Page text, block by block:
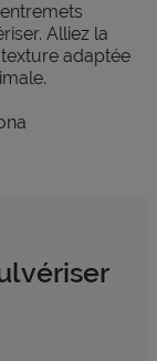
Alliez la
adaptée